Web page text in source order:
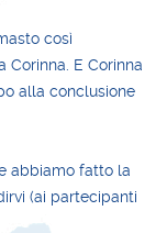
così
E Corinna
alla conclusione
abbiamo fatto la
(ai partecipanti